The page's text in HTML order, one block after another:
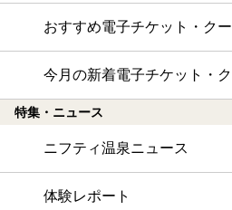
おすすめ電子チケット・ク
今月の新着電子チケット・
特集・ニュース
ニフティ温泉ニュース
体験レポート